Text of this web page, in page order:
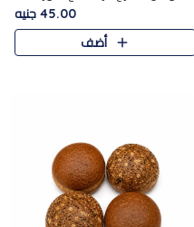
مختارة. قرمشة الحبوب والبذور،
بداية صحية لكل صباح.
45.00 جنيه
أضف